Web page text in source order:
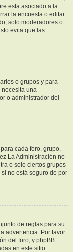
esta asociado a la
la encuesta o editar
solo moderadores o
evita que las
o grupos y para
necesita una
o administrador del
cada foro, grupo,
La Administración no
o solo ciertos grupos
no está seguro de por
de reglas para su
advertencia. Por favor
del foro, y phpBB
en este sitio.